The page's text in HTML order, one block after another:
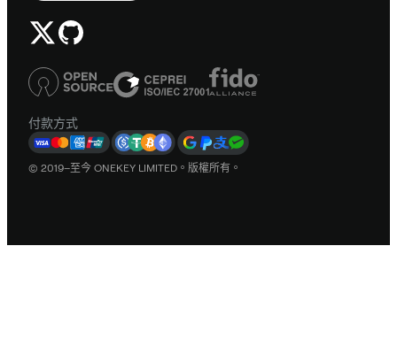
付款方式
© 2019–至今 ONEKEY LIMITED。版權所有。